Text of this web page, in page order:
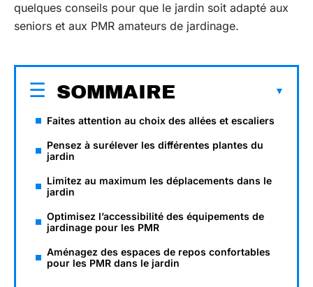
quelques conseils pour que le jardin soit adapté aux
seniors et aux PMR amateurs de jardinage.
SOMMAIRE
Faites attention au choix des allées et escaliers
Pensez à surélever les différentes plantes du
jardin
Limitez au maximum les déplacements dans le
jardin
Optimisez l’accessibilité des équipements de
jardinage pour les PMR
Aménagez des espaces de repos confortables
pour les PMR dans le jardin